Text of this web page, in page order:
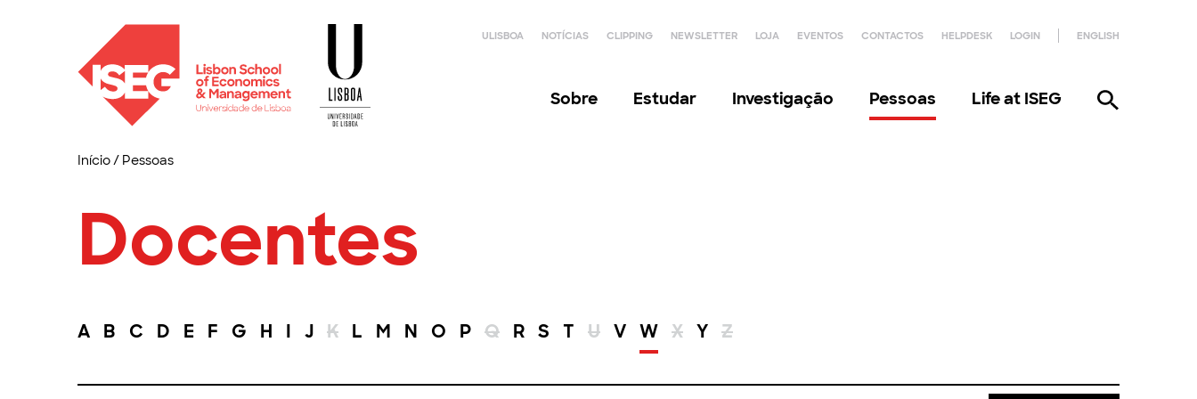
ULISBOA NOTÍCIAS CLIPPING NEWSLETTER LOJA EVENTOS CONTACTOS HELPDESK LOGIN ENGLISH
Sobre Estudar Investigação Pessoas Life at ISEG
Início/ Pessoas
Docentes
A B C D E F G H I J K L M N O P Q R S T U V W X Y Z